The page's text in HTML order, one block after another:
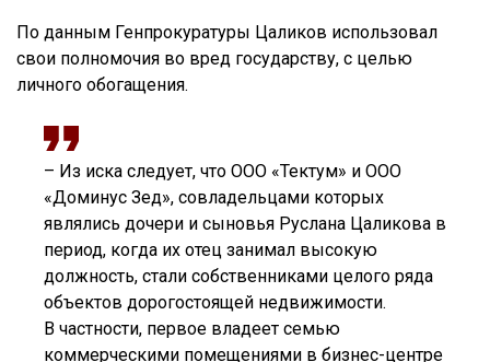
По данным Генпрокуратуры Цаликов использовал
свои полномочия во вред государству, с целью
личного обогащения.
– Из иска следует, что ООО «Тектум» и ООО
«Доминус Зед», совладельцами которых
являлись дочери и сыновья Руслана Цаликова в
период, когда их отец занимал высокую
должность, стали собственниками целого ряда
объектов дорогостоящей недвижимости.
В частности, первое владеет семью
коммерческими помещениями в бизнес-центре